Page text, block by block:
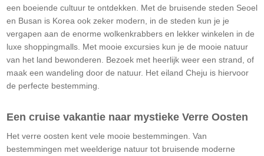
een boeiende cultuur te ontdekken. Met de bruisende steden Seoel
en Busan is Korea ook zeker modern, in de steden kun je je
vergapen aan de enorme wolkenkrabbers en lekker winkelen in de
luxe shoppingmalls. Met mooie excursies kun je de mooie natuur
van het land bewonderen. Bezoek met heerlijk weer een strand, of
maak een wandeling door de natuur. Het eiland Cheju is hiervoor
de perfecte bestemming.
Een cruise vakantie naar mystieke Verre Oosten
Het verre oosten kent vele mooie bestemmingen. Van
bestemmingen met weelderige natuur tot bruisende moderne